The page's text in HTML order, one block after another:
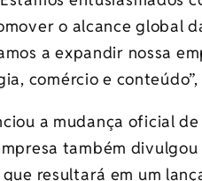
o alcance global
a expandir nossa
comércio e
a mudança oficial
também
que resultará em um